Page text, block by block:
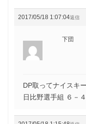
2017/05/18 1:07:04返信
下団
DP取ってナイスキ
日比野選手組 ６－